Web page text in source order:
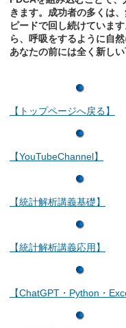
きます。成功者の多くは
ピードで回し続けていま
ら、呼吸をするように自
あなたの前には全く新し
【トップページへ戻る】
【YouTubeChannel】
【統計解析講義基礎】
【統計解析講義応用】
【ChatGPT・Python・